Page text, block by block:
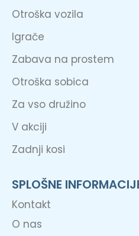
Otroška vozila
Igrače
Zabava na prostem
Otroška sobica
Za vso družino
V akciji
Zadnji kosi
SPLOŠNE
Kontakt
O nas